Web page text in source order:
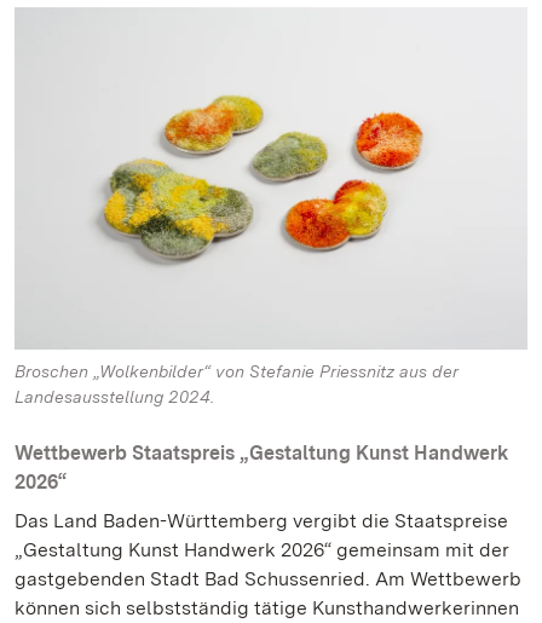
Broschen „Wolkenbilder“ von Stefanie Priessnitz aus der
Landesausstellung 2024.
Wettbewerb Staatspreis „Gestaltung Kunst Handwerk
2026“
Das Land Baden-Württemberg vergibt die Staatspreise
„Gestaltung Kunst Handwerk 2026“ gemeinsam mit der
gastgebenden Stadt Bad Schussenried. Am Wettbewerb
können sich selbstständig tätige Kunsthandwerkerinnen